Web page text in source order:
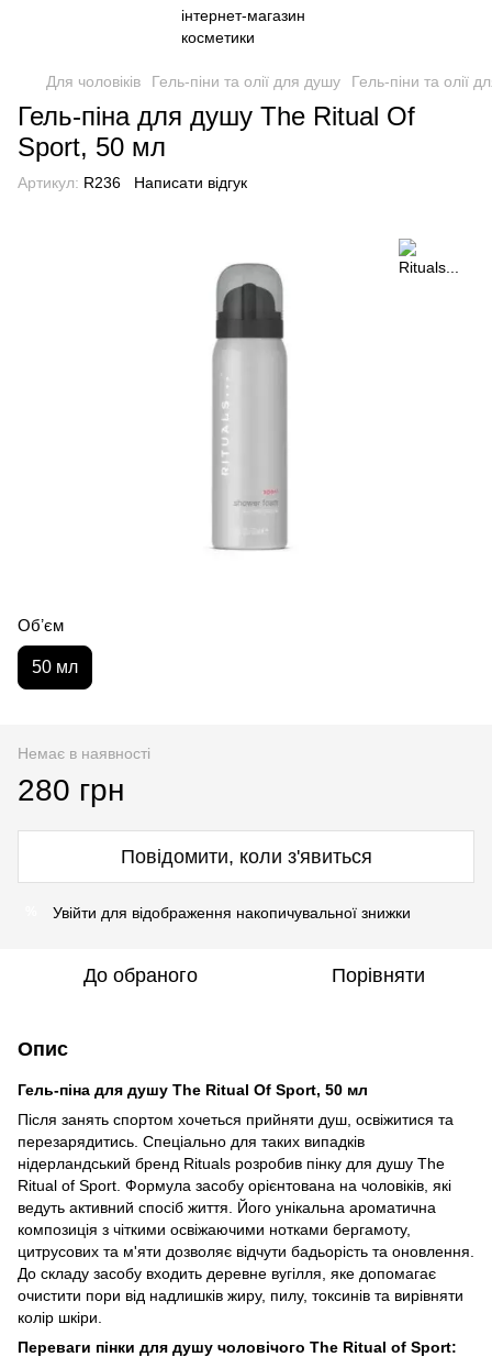
Для чоловіків Гель-піни та олії для душу Гель-піни та олії
Гель-піна для душу The Ritual Of
Sport, 50 мл
Артикул: R236 Написати відгук
Обʼєм
50 мл
Немає в наявності
280 грн
Повідомити, коли з'явиться
Увійти для відображення накопичувальної знижки
До обраного Порівняти
Опис
Гель-піна для душу The Ritual Of Sport, 50 мл
Після занять спортом хочеться прийняти душ, освіжитися та
перезарядитись. Спеціально для таких випадків
нідерландський бренд Rituals розробив пінку для душу The
Ritual of Sport. Формула засобу орієнтована на чоловіків, які
ведуть активний спосіб життя. Його унікальна ароматична
композиція з чіткими освіжаючими нотками бергамоту,
цитрусових та м'яти дозволяє відчути бадьорість та оновлення.
До складу засобу входить деревне вугілля, яке допомагає
очистити пори від надлишків жиру, пилу, токсинів та вирівняти
колір шкіри.
Переваги пінки для душу чоловічого The Ritual of Sport: